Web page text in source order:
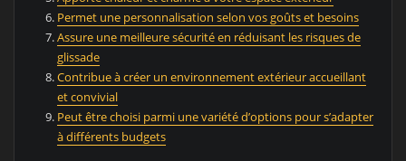
Permet une personnalisation selon vos goûts et besoins
Assure une meilleure sécurité en réduisant les risques de
glissade
Contribue à créer un environnement extérieur accueillant
et convivial
Peut être choisi parmi une variété d’options pour s’adapter
à différents budgets